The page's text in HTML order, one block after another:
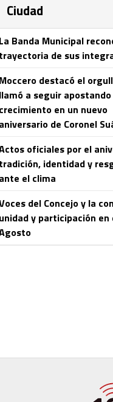
Ciudad
La Banda Municipal
trayectoria de sus
Moccero destacó el
llamó a seguir
crecimiento en un nuevo
aniversario de Coronel
oficiales por el
tradición, identidad y
ante el clima
del Concejo y la
unidad y participación en